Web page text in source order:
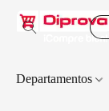
Departamentos